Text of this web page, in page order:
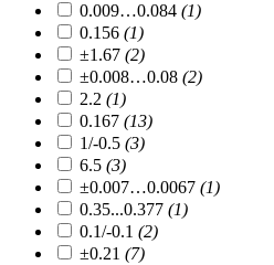
0.009…0.084 (1)
0.156 (1)
±1.67 (2)
±0.008…0.08 (2)
2.2 (1)
0.167 (13)
1/-0.5 (3)
6.5 (3)
±0.007…0.0067 (1)
0.35...0.377 (1)
0.1/-0.1 (2)
±0.21 (7)